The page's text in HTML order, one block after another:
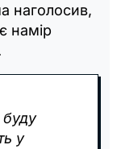
наголосив,
намір
у